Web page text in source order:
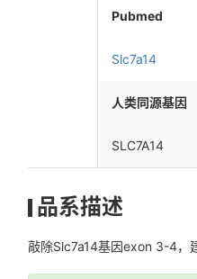
Pubmed
Slc7a14
人类同源基因
SLC7A14
品系描述
敲除Slc7a14基因exon 3-4，